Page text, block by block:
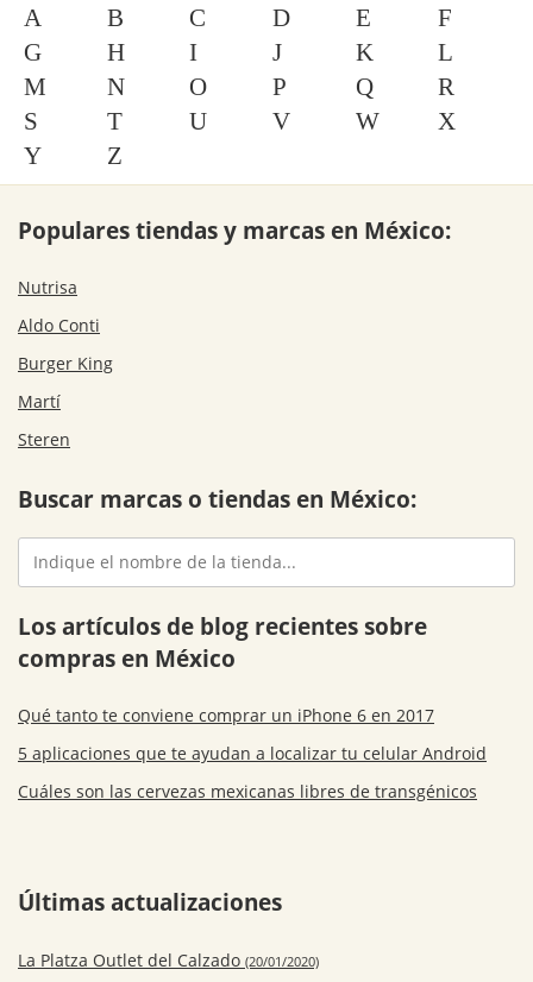
A B C D E
F
G
H I J K
L
M
N O P Q
R
S
T U V W
X
Y
Z
Populares tiendas y marcas en México:
Nutrisa
Aldo Conti
Burger King
Martí
Steren
Buscar marcas o tiendas en México:
Los artículos de blog recientes sobre
compras en México
Qué tanto te conviene comprar un iPhone 6 en 2017
5 aplicaciones que te ayudan a localizar tu celular Android
Cuáles son las cervezas mexicanas libres de transgénicos
Últimas actualizaciones
La Platza Outlet del Calzado (20/01/2020)